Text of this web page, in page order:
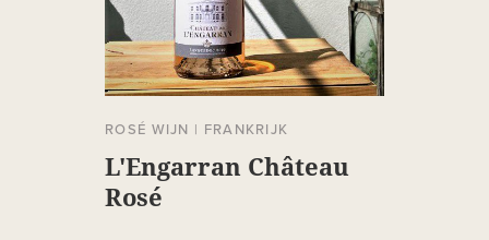
ROSÉ WIJN | FRANKRIJK
L'Engarran Château
Rosé